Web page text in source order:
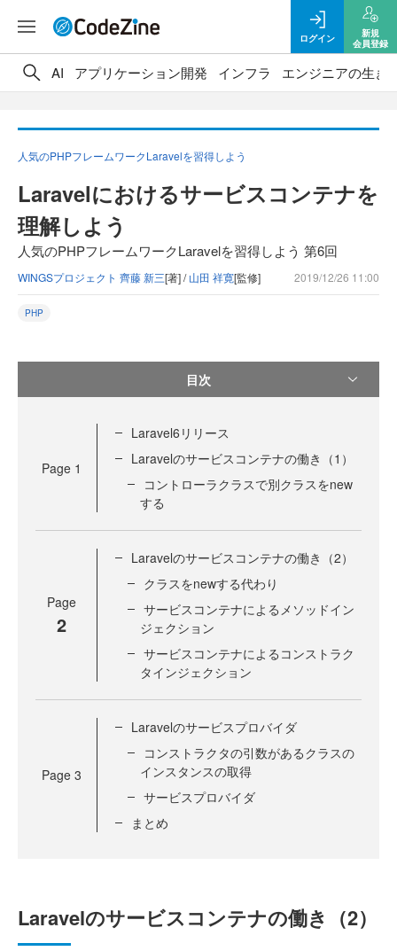
ログイン
新規
会員登録
AI アプリケーション開発 インフラ エンジニアの生き
人気のPHPフレームワークLaravelを習得しよう
Laravelにおけるサービスコンテナを
理解しよう
人気のPHPフレームワークLaravelを習得しよう 第6回
WINGSプロジェクト 齊藤 新三[著] /山田 祥寛[監修] 2019/12/26 11:00
PHP
目次
Page 1
Laravel6リリース
Laravelのサービスコンテナの働き（1）
コントローラクラスで別クラスをnew
する
Page
2
Laravelのサービスコンテナの働き（2）
クラスをnewする代わり
サービスコンテナによるメソッドイン
ジェクション
サービスコンテナによるコンストラク
タインジェクション
Page 3
Laravelのサービスプロバイダ
コンストラクタの引数があるクラスの
インスタンスの取得
サービスプロバイダ
まとめ
Laravelのサービスコンテナの働き（2）